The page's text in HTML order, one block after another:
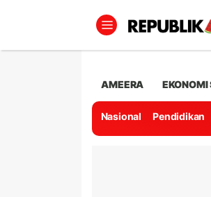
AMEERA EKONOMI
Nasional Pendidikan